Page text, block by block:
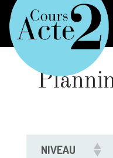
NIVEAU